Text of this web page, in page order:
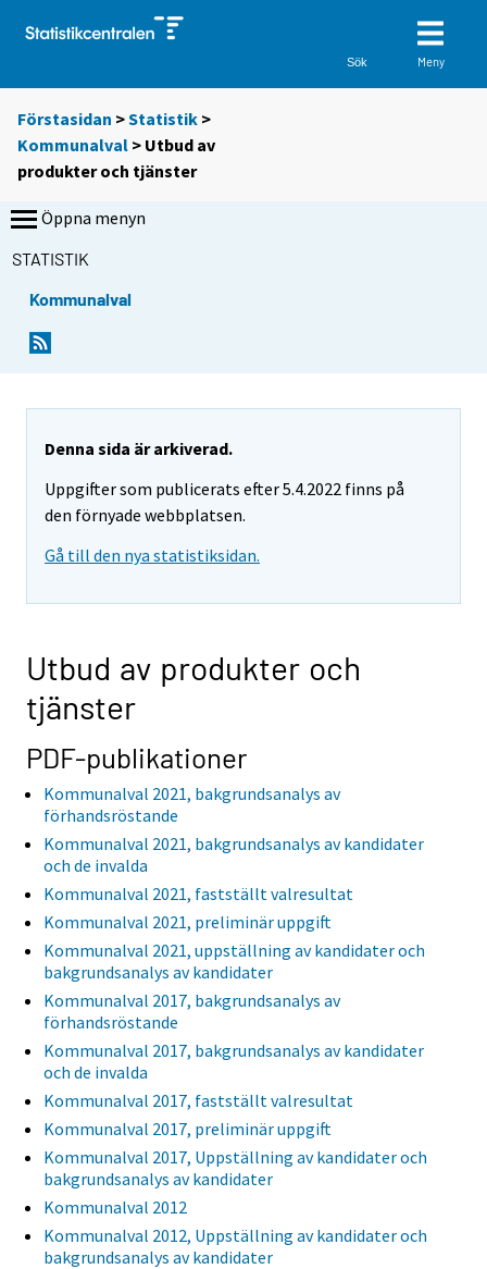
Sök Meny
Förstasidan >Statistik >
Kommunalval > Utbud av
produkter och tjänster
Öppna menyn
STATISTIK
Kommunalval
Denna sida är arkiverad.
Uppgifter som publicerats efter 5.4.2022 finns på
den förnyade webbplatsen.
Gå till den nya statistiksidan.
Utbud av produkter och
tjänster
PDF-publikationer
Kommunalval 2021, bakgrundsanalys av
förhandsröstande
Kommunalval 2021, bakgrundsanalys av kandidater
och de invalda
Kommunalval 2021, fastställt valresultat
Kommunalval 2021, preliminär uppgift
Kommunalval 2021, uppställning av kandidater och
bakgrundsanalys av kandidater
Kommunalval 2017, bakgrundsanalys av
förhandsröstande
Kommunalval 2017, bakgrundsanalys av kandidater
och de invalda
Kommunalval 2017, fastställt valresultat
Kommunalval 2017, preliminär uppgift
Kommunalval 2017, Uppställning av kandidater och
bakgrundsanalys av kandidater
Kommunalval 2012
Kommunalval 2012, Uppställning av kandidater och
bakgrundsanalys av kandidater